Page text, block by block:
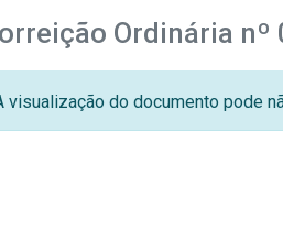
Ordinária
visualização do documento pode